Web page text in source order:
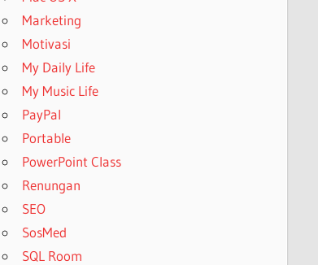
Marketing
Motivasi
My Daily Life
My Music Life
PayPal
Portable
PowerPoint Class
Renungan
SEO
SosMed
SQL Room